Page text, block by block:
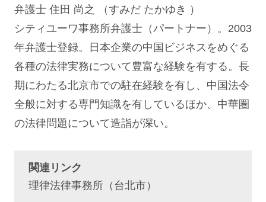
弁護士 住田 尚之 （すみだ たかゆき ）
シティユーワ事務所弁護士（パートナー）。2003
年弁護士登録。日本企業の中国ビジネスをめぐる
各種の法律実務について豊富な経験を有する。長
期にわたる北京市での駐在経験を有し、中国法令
全般に対する専門知識を有しているほか、中華圏
の法律問題について造詣が深い。
関連リンク
理律法律事務所（台北市）